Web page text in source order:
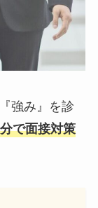
強み』を診
で面接対策